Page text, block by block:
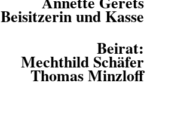
Beisitzerin und Kasse
Beirat:
Mechthild Schäfer
Thomas Minzloff